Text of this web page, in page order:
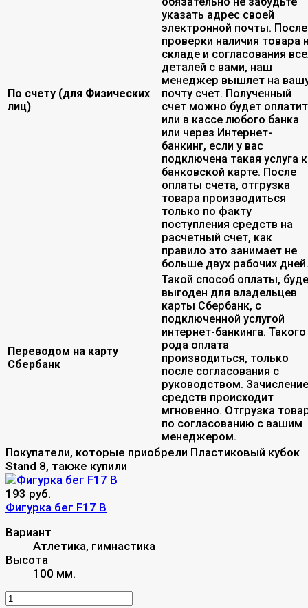
По счету (для Физических
лиц)
указать адрес своей
электронной почты. После
проверки наличия товара
складе и согласования
деталей с вами, наш
менеджер вышлет на
почту счет. Полученный
счет можно будет
или в кассе любого банка
или через Интернет-
банкинг, если у вас
подключена такая услуга к
банковской карте. После
оплаты счета, отгрузка
товара производиться
только по факту
поступления средств на
расчетный счет, как
правило это занимает не
больше двух рабочих дней.
Переводом на карту
Сбербанк
Такой способ оплаты,
выгоден для владельцев
карты Сбербанк, с
подключенной услугой
интернет-банкинга. Такого
рода оплата
производиться, только
после согласования с
руководством. Зачисление
средств происходит
мгновенно. Отгрузка
по согласованию с вашим
менеджером.
Покупатели, которые приобрели Пластиковый кубок
Stand 8, также купили
193 руб.
Фигурка бег F17 B
Вариант
Атлетика, гимнастика
Высота
100 мм.